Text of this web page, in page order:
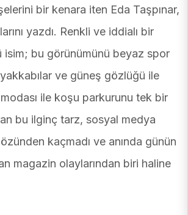
bir kenara iten Eda Taşpınar,
yazdı. Renkli ve iddialı bir
isim; bu görünümünü beyaz spor
ve güneş gözlüğü ile
ile koşu parkurunu tek bir
bu ilginç tarz, sosyal medya
kaçmadı ve anında günün
magazin olaylarından biri haline